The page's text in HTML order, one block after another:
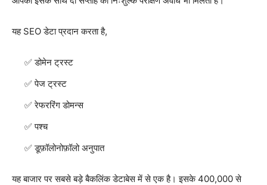
यह SEO डेटा प्रदान करता है,
डोमेन ट्रस्ट
पेज ट्रस्ट
रेफररिंग डोमन्स
पश्च
डूफ़ॉलोनोफ़ॉलो अनुपात
यह बाजार पर सबसे बड़े बैकलिंक डेटाबेस में से एक है। इसके 400,000 से